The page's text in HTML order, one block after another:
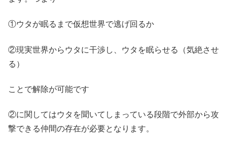
①ウタが眠るまで仮想世界で逃げ回るか
②現実世界からウタに干渉し、ウタを眠らせる（気絶させ
る）
ことで解除が可能です
②に関してはウタを聞いてしまっている段階で外部から攻
撃できる仲間の存在が必要となります。